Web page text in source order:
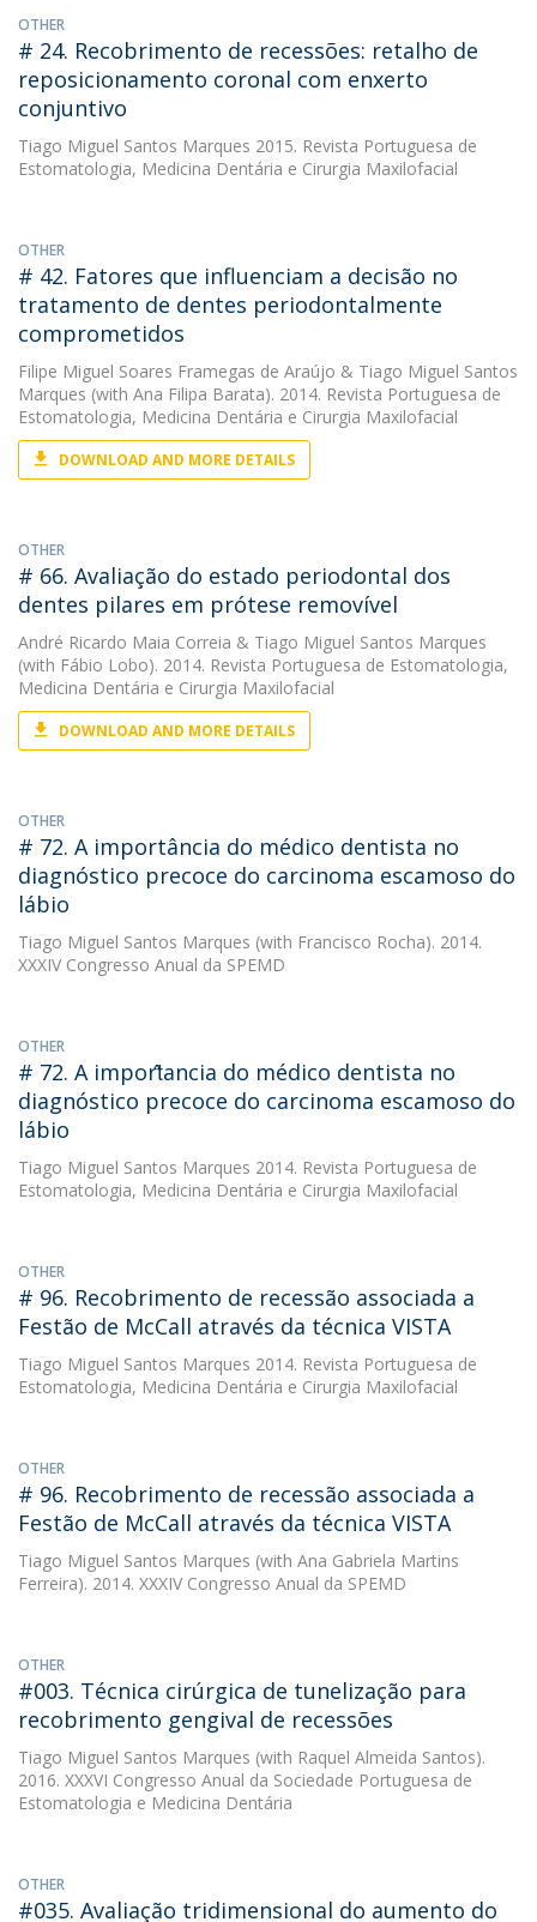
OTHER
# 24. Recobrimento de recessões: retalho de
reposicionamento coronal com enxerto
conjuntivo
Tiago Miguel Santos Marques 2015. Revista Portuguesa de
Estomatologia, Medicina Dentária e Cirurgia Maxilofacial
OTHER
# 42. Fatores que influenciam a decisão no
tratamento de dentes periodontalmente
comprometidos
Filipe Miguel Soares Framegas de Araújo & Tiago Miguel Santos
Marques (with Ana Filipa Barata). 2014. Revista Portuguesa de
Estomatologia, Medicina Dentária e Cirurgia Maxilofacial
DOWNLOAD AND MORE DETAILS
OTHER
# 66. Avaliação do estado periodontal dos
dentes pilares em prótese removível
André Ricardo Maia Correia & Tiago Miguel Santos Marques
(with Fábio Lobo). 2014. Revista Portuguesa de Estomatologia,
Medicina Dentária e Cirurgia Maxilofacial
DOWNLOAD AND MORE DETAILS
OTHER
# 72. A importância do médico dentista no
diagnóstico precoce do carcinoma escamoso do
lábio
Tiago Miguel Santos Marques (with Francisco Rocha). 2014.
XXXIV Congresso Anual da SPEMD
OTHER
# 72. A import̂ancia do médico dentista no
diagnóstico precoce do carcinoma escamoso do
lábio
Tiago Miguel Santos Marques 2014. Revista Portuguesa de
Estomatologia, Medicina Dentária e Cirurgia Maxilofacial
OTHER
# 96. Recobrimento de recessão associada a
Festão de McCall através da técnica VISTA
Tiago Miguel Santos Marques 2014. Revista Portuguesa de
Estomatologia, Medicina Dentária e Cirurgia Maxilofacial
OTHER
# 96. Recobrimento de recessão associada a
Festão de McCall através da técnica VISTA
Tiago Miguel Santos Marques (with Ana Gabriela Martins
Ferreira). 2014. XXXIV Congresso Anual da SPEMD
OTHER
#003. Técnica cirúrgica de tunelização para
recobrimento gengival de recessões
Tiago Miguel Santos Marques (with Raquel Almeida Santos).
2016. XXXVI Congresso Anual da Sociedade Portuguesa de
Estomatologia e Medicina Dentária
OTHER
#035. Avaliação tridimensional do aumento do